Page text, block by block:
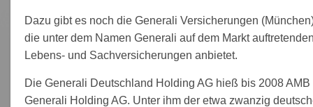
Dazu gibt es noch die Generali Versicherungen
die unter dem Namen Generali auf dem Markt
Lebens- und Sachversicherungen anbietet.
Die Generali Deutschland Holding AG hieß bis 2008 AMB
Generali Holding AG. Unter ihm der etwa zwanzig